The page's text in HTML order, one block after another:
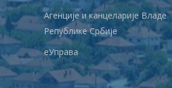
Агенције и канцеларије Владе
Републике Србије
еУправа